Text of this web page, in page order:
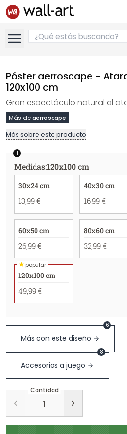
Póster aerroscape -
120x100 cm
Gran espectáculo natural al
Más deaerroscape
Más sobre este producto
1
Medidas:120x100 cm
30x24 cm
13,99 €
40x30 cm
16,99 €
60x50 cm
26,99 €
80x60 cm
32,99 €
★popular
120x100 cm
49,99 €
Más con este diseño
6
Accesorios a juego
8
Cantidad